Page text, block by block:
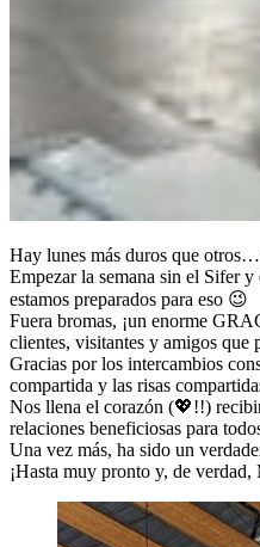
Hay lunes más duros que
Empezar la semana sin el Sifer
estamos preparados para eso 😉
Fuera bromas, ¡un enorme
clientes, visitantes y amigos que
Gracias por los intercambios
compartida y las risas
Nos llena el corazón (💖!!)
relaciones beneficiosas para
Una vez más, ha sido un
¡Hasta muy pronto y, de